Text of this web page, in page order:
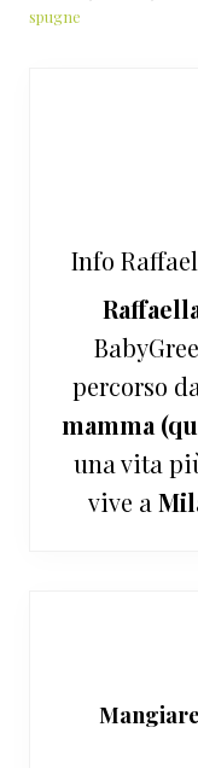
spugne
Info
percorso
mamma
una vita
vive a